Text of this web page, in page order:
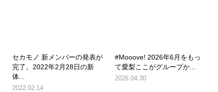
セカモノ 新メンバーの発表が
完了。2022年2月28日の新
体...
2022.02.14
#Mooove! 2026年6月をもっ
て愛梨ここがグループか...
2026.04.30